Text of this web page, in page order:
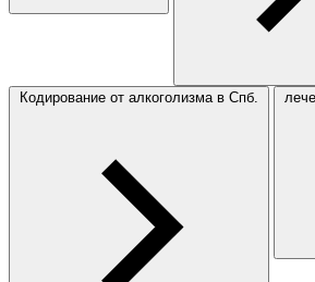
Кодирование от алкоголизма в Спб.